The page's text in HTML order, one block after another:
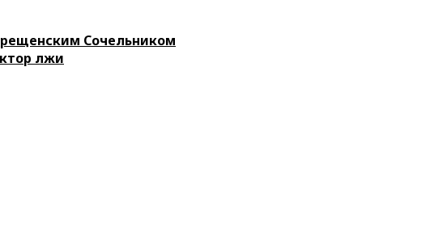
Сочельником
лжи